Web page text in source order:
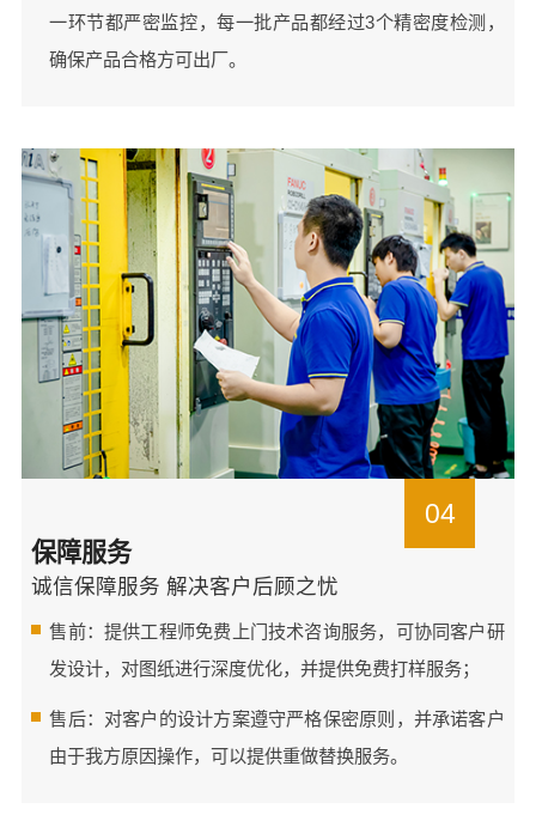
一环节都严密监控，每一批产品都经过3个精密度检测，
确保产品合格方可出厂。
04
保障服务
诚信保障服务 解决客户后顾之忧
售前：提供工程师免费上门技术咨询服务，可协同客户研
发设计，对图纸进行深度优化，并提供免费打样服务；
售后：对客户的设计方案遵守严格保密原则，并承诺客户
由于我方原因操作，可以提供重做替换服务。